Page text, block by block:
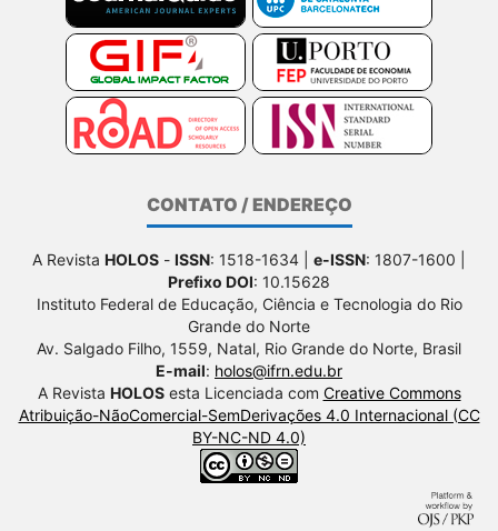
CONTATO / ENDEREÇO
A Revista HOLOS - ISSN: 1518-1634 | e-ISSN: 1807-1600 |
Prefixo DOI: 10.15628
Instituto Federal de Educação, Ciência e Tecnologia do Rio
Grande do Norte
Av. Salgado Filho, 1559, Natal, Rio Grande do Norte, Brasil
E-mail: holos@ifrn.edu.br
A Revista HOLOSesta Licenciada com Creative Commons
Atribuição-NãoComercial-SemDerivações 4.0 Internacional (CC
BY-NC-ND 4.0)